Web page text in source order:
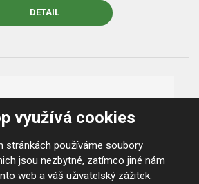
využívá cookies
stránkách používáme soubory
jsou nezbytné, zatímco jiné nám
web a váš uživatelský zážitek.
DETAIL